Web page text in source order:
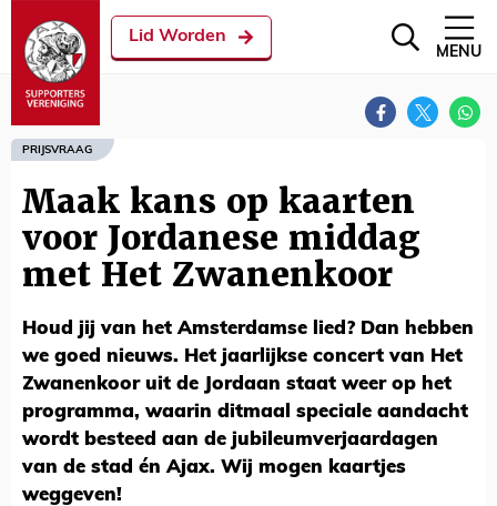
Lid Worden
MENU
PRIJSVRAAG
Maak kans op kaarten
voor Jordanese middag
met Het Zwanenkoor
Houd jij van het Amsterdamse lied? Dan hebben
we goed nieuws. Het jaarlijkse concert van Het
Zwanenkoor uit de Jordaan staat weer op het
programma, waarin ditmaal speciale aandacht
wordt besteed aan de jubileumverjaardagen
van de stad én Ajax. Wij mogen kaartjes
weggeven!